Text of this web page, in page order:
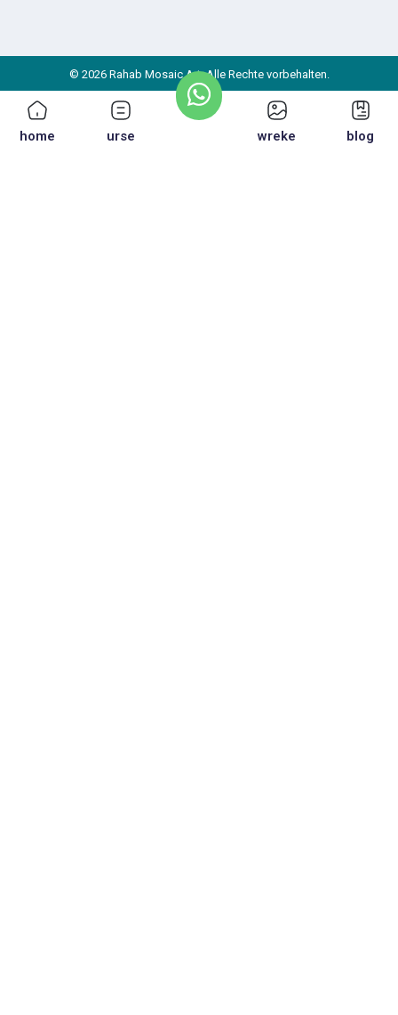
© 2026 Rahab Mosaic Art. Alle Rechte vorbehalten.
home urse wreke blog